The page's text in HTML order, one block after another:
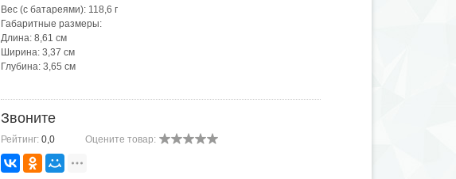
Вес (с батареями): 118,6 г
Габаритные размеры:
Длина: 8,61 см
Ширина: 3,37 см
Глубина: 3,65 см
Звоните
Рейтинг: 0,0 Оцените товар: